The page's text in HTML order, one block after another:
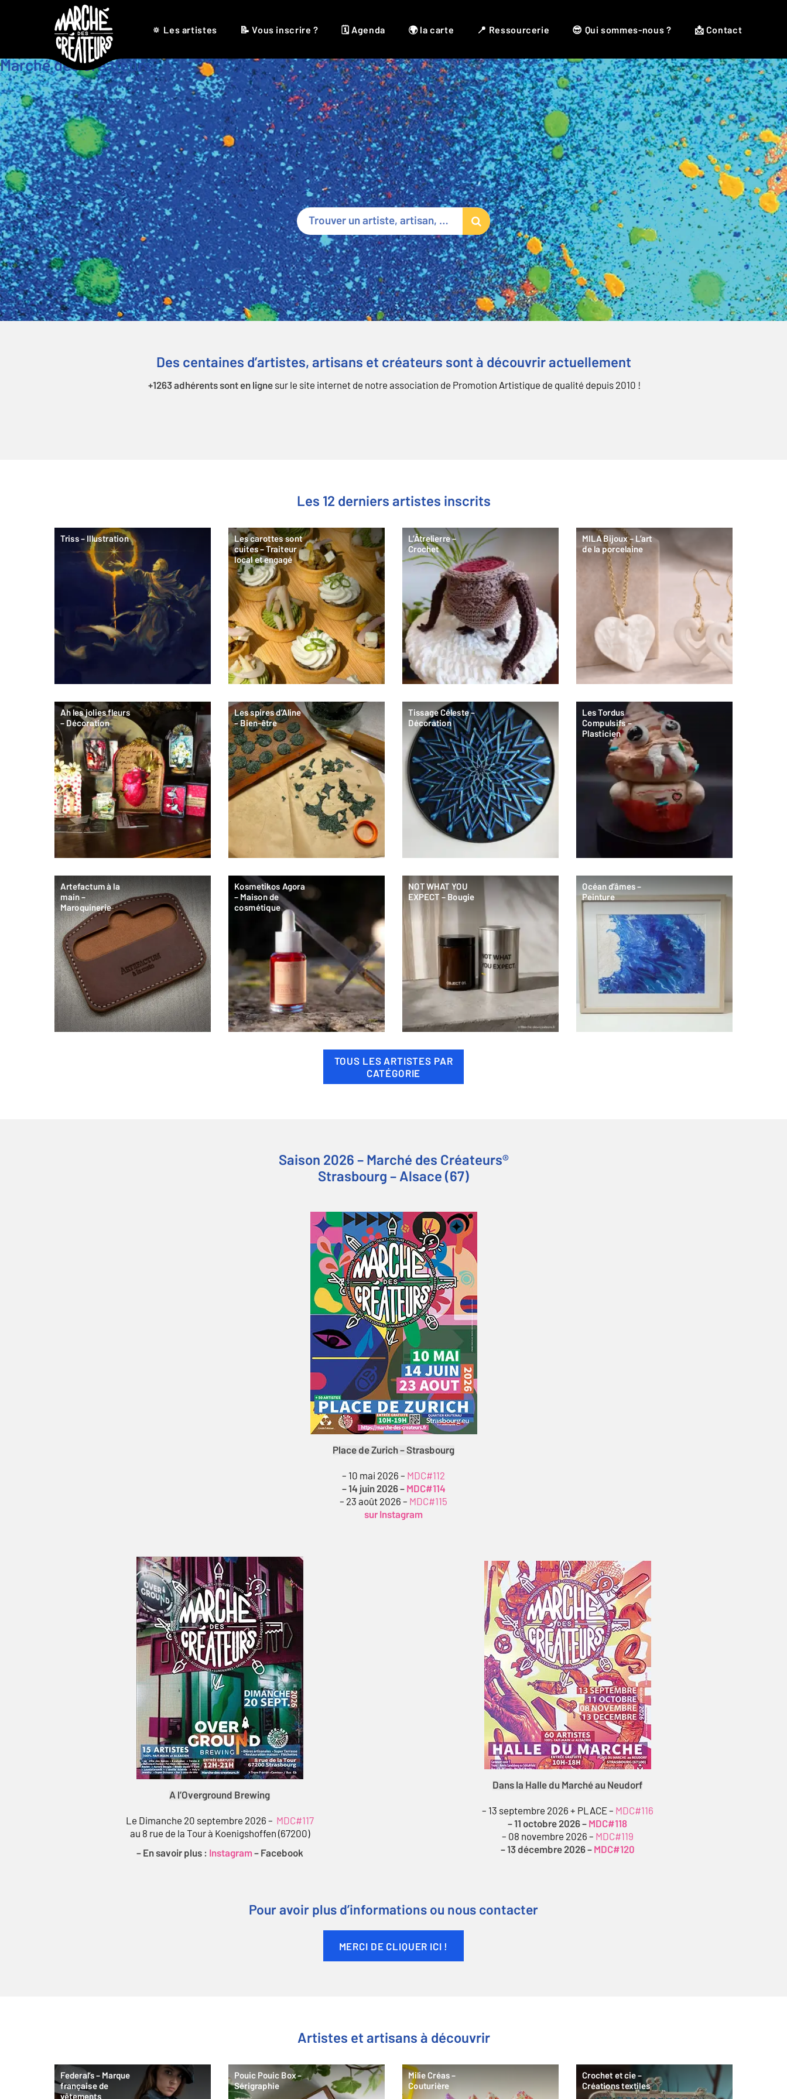
🔅 Les artistes 📝 Vous inscrire ? 🗓 Agenda 🌍 la carte 📍 Ressourcerie 😎 Qui sommes-nous ? 📩 Contact
Marché des Créateurs®
Des centaines d’artistes, artisans et créateurs sont à découvrir actuellement
+1263 adhérents sont en ligne sur le site internet de notre association de Promotion Artistique de qualité depuis 2010 !
Les 12 derniers artistes inscrits
Triss – Illustration
Les carottes sont
cuites – Traiteur
local et engagé
L’Âtrelierre –
Crochet
MILA Bijoux – L’art
de la porcelaine
Ah les jolies fleurs
– Décoration
Les spires d’Aline
– Bien-être
Tissage Céleste –
Décoration
Les Tordus
Compulsifs –
Plasticien
Artefactum à la
main –
Maroquinerie
Kosmetikos Agora
– Maison de
cosmétique
NOT WHAT YOU
EXPECT – Bougie
Océan d’âmes –
Peinture
TOUS LES ARTISTES PAR
CATÉGORIE
Saison 2026 – Marché des Créateurs®
Strasbourg – Alsace (67)
Place de Zurich – Strasbourg
– 10 mai 2026 – MDC#112
– 14 juin 2026 – MDC#114
– 23 août 2026 – MDC#115
sur Instagram
A l’Overground Brewing
Le Dimanche 20 septembre 2026 – MDC#117
au 8 rue de la Tour à Koenigshoffen (67200)
– En savoir plus : Instagram– Facebook
Dans la Halle du Marché au Neudorf
– 13 septembre 2026 + PLACE – MDC#116
– 11 octobre 2026 – MDC#118
– 08 novembre 2026 – MDC#119
– 13 décembre 2026 – MDC#120
Pour avoir plus d’informations ou nous contacter
MERCI DE CLIQUER ICI !
Artistes et artisans à découvrir
Federal’s – Marque
française de
vêtements
Pouic Pouic Box –
Sérigraphie
Milie Créas –
Couturière
Crochet et cie –
Créations textiles